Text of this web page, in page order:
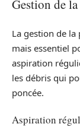
Gestion de
La gestion de la
mais essentiel
aspiration
les débris qui
poncée.
Aspiration